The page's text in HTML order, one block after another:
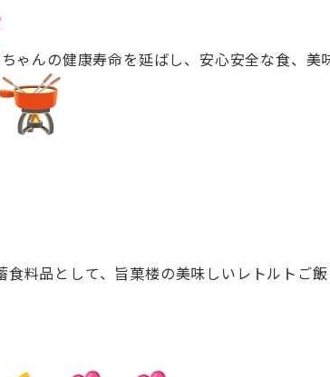
ちゃんの健康寿命を延ばし、安心安全な食、美
料品として、 旨菓楼の美味しいレトルトご